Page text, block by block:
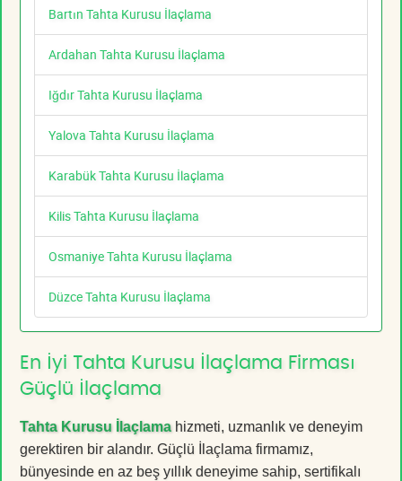
Bartın Tahta Kurusu İlaçlama
Ardahan Tahta Kurusu İlaçlama
Iğdır Tahta Kurusu İlaçlama
Yalova Tahta Kurusu İlaçlama
Karabük Tahta Kurusu İlaçlama
Kilis Tahta Kurusu İlaçlama
Osmaniye Tahta Kurusu İlaçlama
Düzce Tahta Kurusu İlaçlama
En İyi Tahta Kurusu İlaçlama Firması
Güçlü İlaçlama
Tahta Kurusu İlaçlamahizmeti, uzmanlık ve deneyim
gerektiren bir alandır. Güçlü İlaçlama firmamız,
bünyesinde en az beş yıllık deneyime sahip, sertifikalı